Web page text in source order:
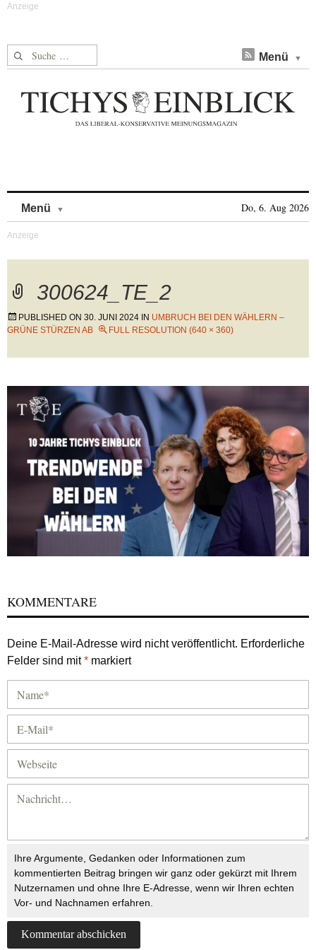
Suche nach: Menü
Menü Do, 6. Aug 2026
300624_TE_2
PUBLISHED ON 30. JUNI 2024 IN UMBRUCH BEI DEN WÄHLERN –
GRÜNE STÜRZEN AB
FULL RESOLUTION (640 × 360)
KOMMENTARE
Deine E-Mail-Adresse wird nicht veröffentlicht. Erforderliche
Felder sind mit* markiert
Ihre Argumente, Gedanken oder Informationen zum
kommentierten Beitrag bringen wir ganz oder gekürzt mit Ihrem
Nutzernamen und ohne Ihre E-Adresse, wenn wir Ihren echten
Vor- und Nachnamen erfahren.